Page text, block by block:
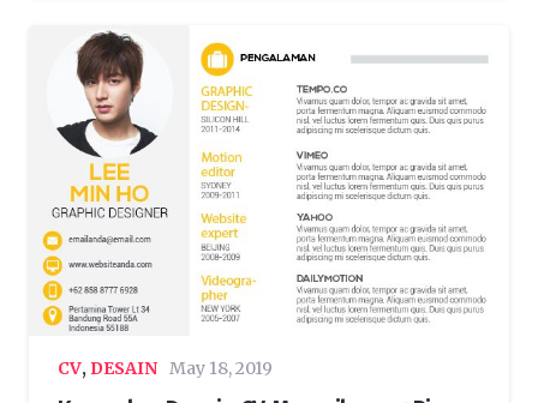
CV, DESAIN May 18, 2019